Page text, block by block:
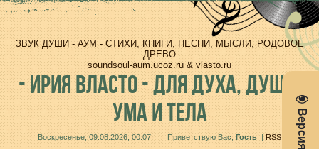
ЗВУК ДУШИ - АУМ - СТИХИ, КНИГИ, ПЕСНИ, МЫСЛИ, РОДОВОЕ
ДРЕВО
soundsoul-aum.ucoz.ru & vlasto.ru
-ИРИЯ ВЛАСТО - ДЛЯ ДУХА, ДУШИ,
УМА И ТЕЛА
Воскресенье, 09.08.2026, 00:07 Приветствую Вас Гость! | RSS